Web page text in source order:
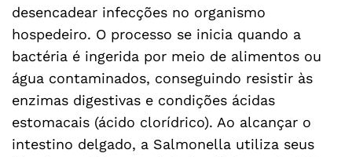
desencadear infecções no organismo
hospedeiro. O processo se inicia quando a
bactéria é ingerida por meio de alimentos ou
água contaminados, conseguindo resistir às
enzimas digestivas e condições ácidas
estomacais (ácido clorídrico). Ao alcançar o
intestino delgado, a Salmonella utiliza seus